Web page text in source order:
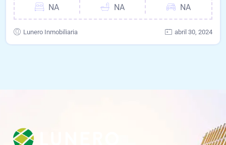
NA
NA
NA
Lunero Inmobiliaria abril 30, 2024